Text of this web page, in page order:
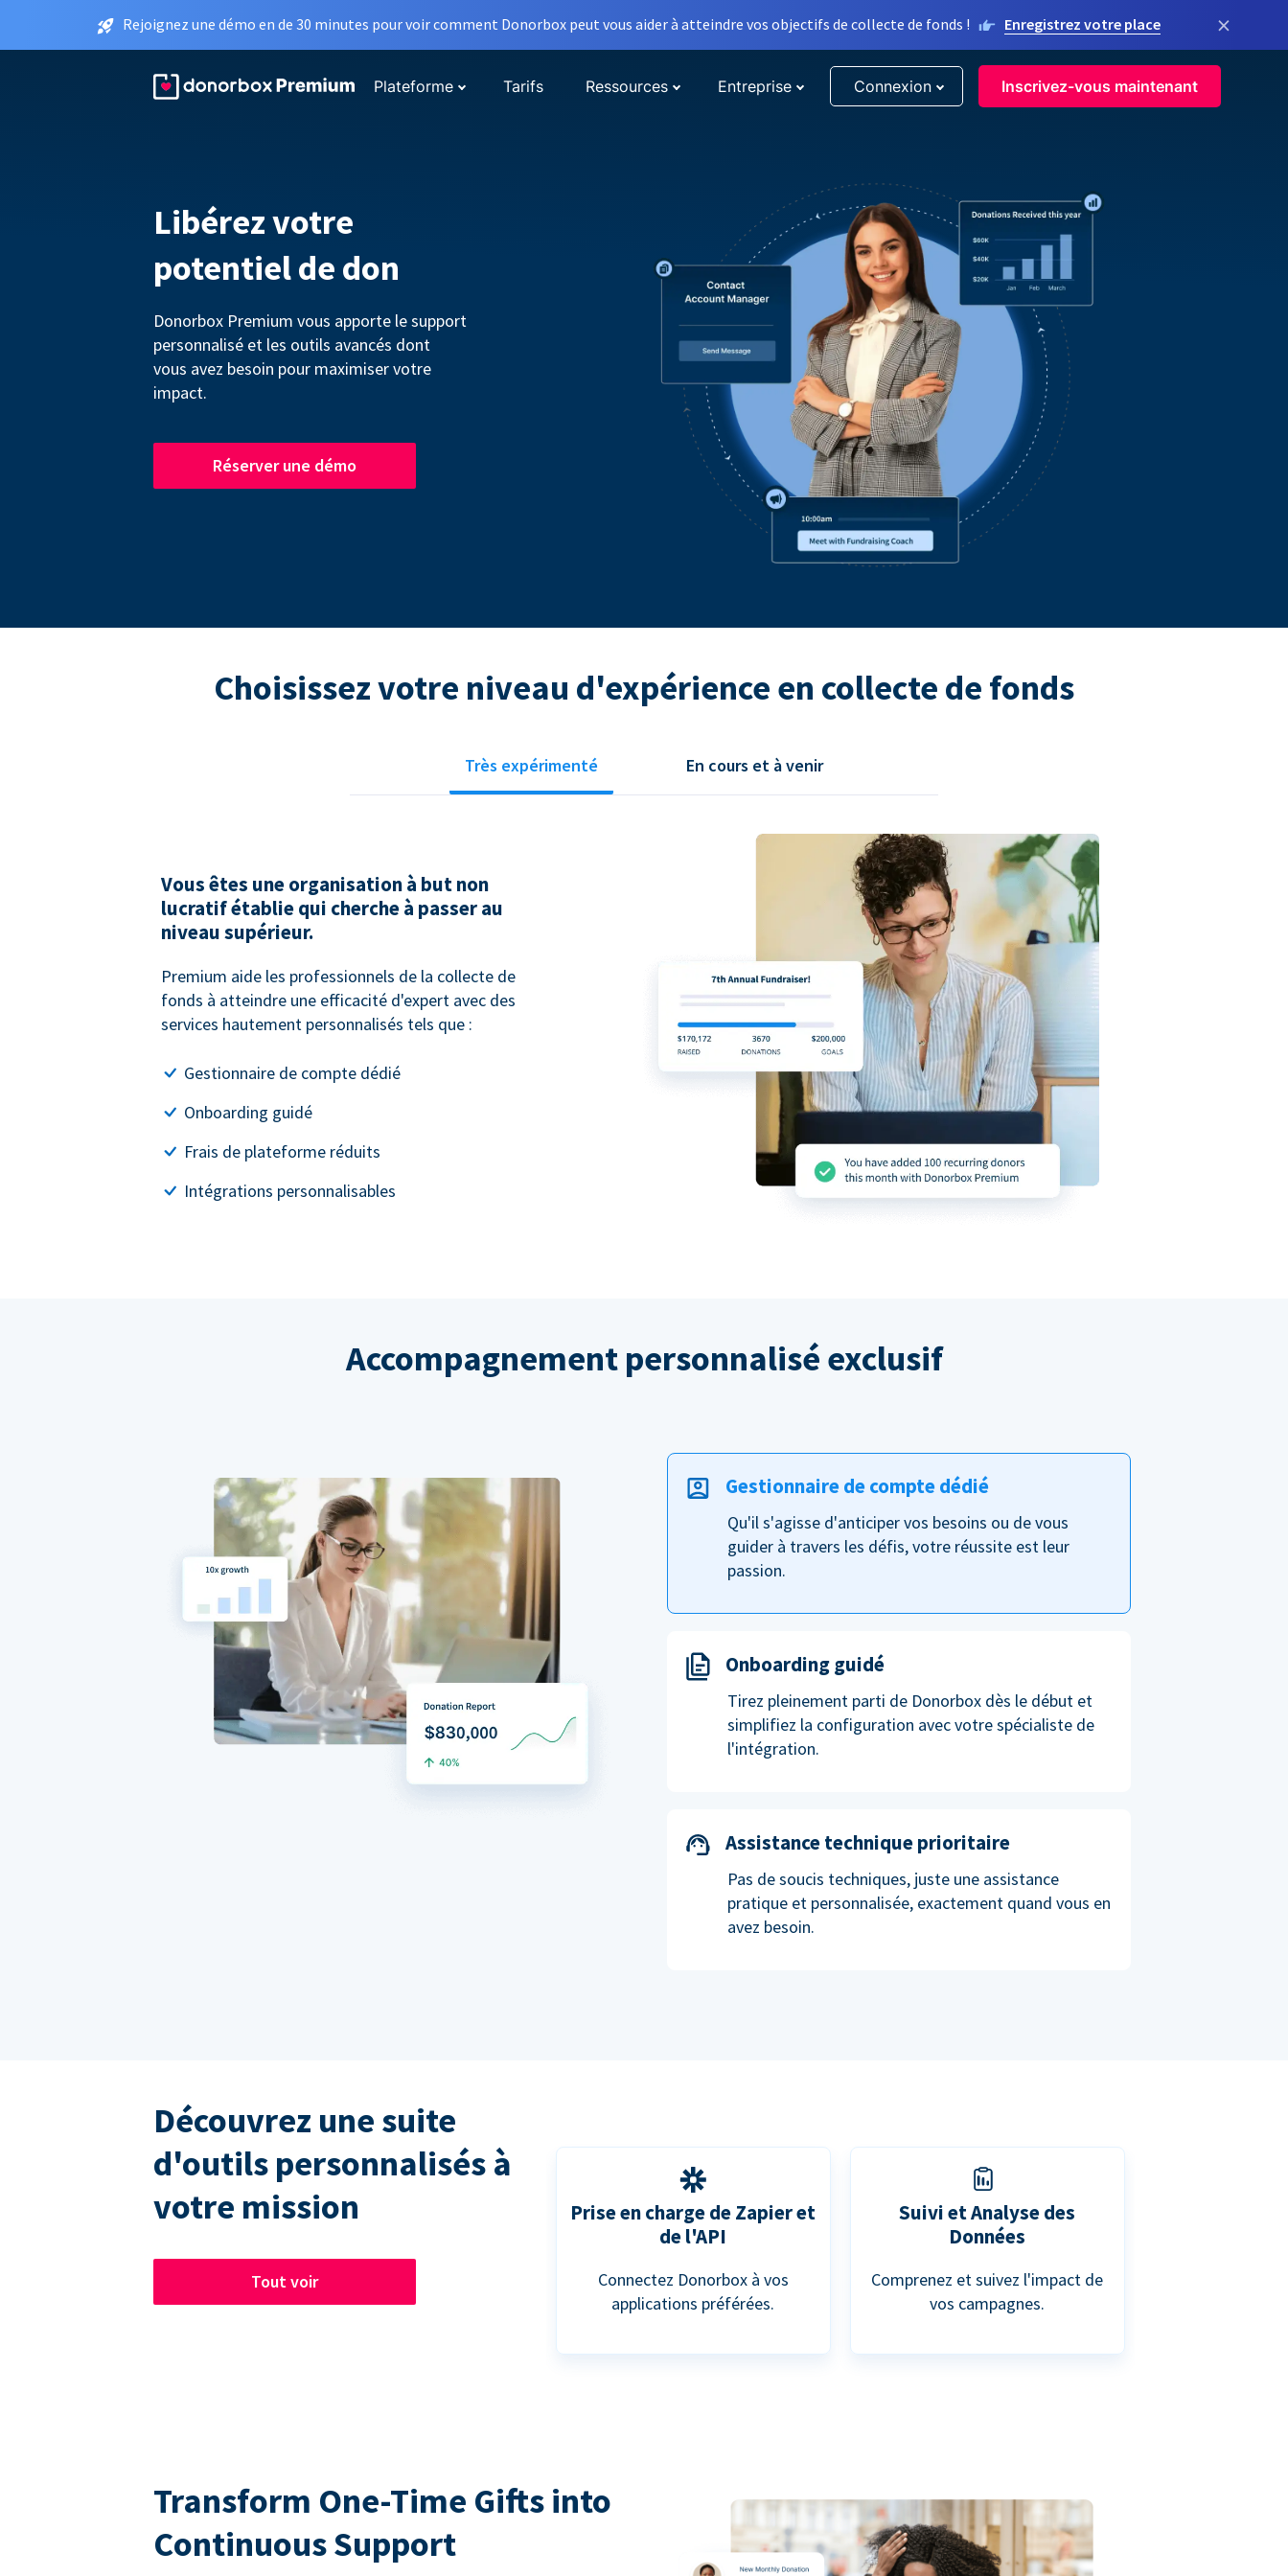
Rejoignez une démo en de 30 minutes pour voir comment Donorbox peut vous aider à atteindre vos objectifs de collecte de fonds ! Enregistrez votre place ×
Plateforme Tarifs Ressources Entreprise Connexion Inscrivez-vous maintenant
Libérez votre
potentiel de don
Donorbox Premium vous apporte le support
personnalisé et les outils avancés dont
vous avez besoin pour maximiser votre
impact.
Réserver une démo
Choisissez votre niveau d'expérience en collecte de fonds
Très expérimenté En cours et à venir
Vous êtes une organisation à but non
lucratif établie qui cherche à passer au
niveau supérieur.
Premium aide les professionnels de la collecte de
fonds à atteindre une efficacité d'expert avec des
services hautement personnalisés tels que :
Gestionnaire de compte dédié
Onboarding guidé
Frais de plateforme réduits
Intégrations personnalisables
Accompagnement personnalisé exclusif
Gestionnaire de compte dédié
Qu'il s'agisse d'anticiper vos besoins ou de vous
guider à travers les défis, votre réussite est leur
passion.
Onboarding guidé
Tirez pleinement parti de Donorbox dès le début et
simplifiez la configuration avec votre spécialiste de
l'intégration.
Assistance technique prioritaire
Pas de soucis techniques, juste une assistance
pratique et personnalisée, exactement quand vous en
avez besoin.
Découvrez une suite
d'outils personnalisés à
votre mission
Tout voir
Prise en charge de Zapier et
de l'API
Connectez Donorbox à vos
applications préférées.
Suivi et Analyse des
Données
Comprenez et suivez l'impact de
vos campagnes.
Transform One-Time Gifts into
Continuous Support